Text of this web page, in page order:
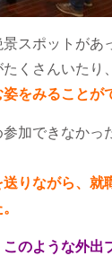
スポットがあ
くさんいたり、
をみることが
加できなかっ
りながら、就
のような外出